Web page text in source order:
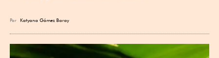
Por Katyana Gómez Baray